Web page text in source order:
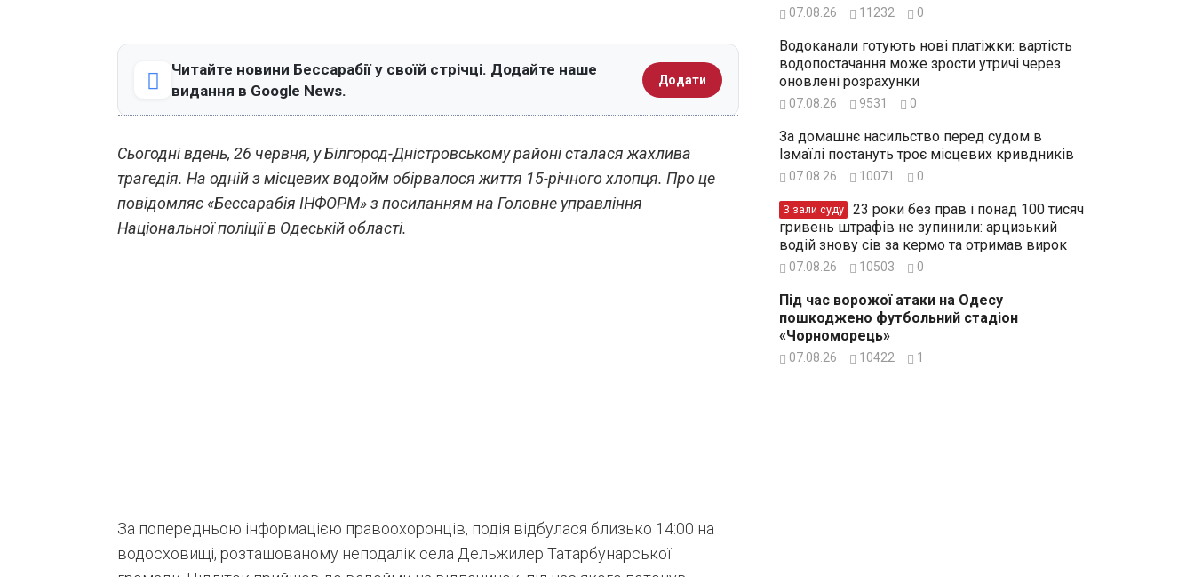
Читайте новини Бессарабії у своїй стрічці. Додайте наше
видання в Google News.
Додати
Сьогодні вдень, 26 червня, у Білгород-Дністровському районі сталася жахлива
трагедія. На одній з місцевих водойм обірвалося життя 15-річного хлопця. Про це
повідомляє «Бессарабія ІНФОРМ» з посиланням на Головне управління
Національної поліції в Одеській області.
За попередньою інформацією правоохоронців, подія відбулася близько 14:00 на
водосховищі, розташованому неподалік села Дельжилер Татарбунарської
07.08.26 11232 0
Водоканали готують нові платіжки: вартість
водопостачання може зрости утричі через
оновлені розрахунки
07.08.26 9531 0
За домашнє насильство перед судом в
Ізмаїлі постануть троє місцевих кривдників
07.08.26 10071 0
З зали суду
гривень штрафів не зупинили: арцизький
водій знову сів за кермо та отримав вирок
07.08.26 10503 0
Під час ворожої атаки на Одесу
пошкоджено футбольний стадіон
«Чорноморець»
07.08.26 10422 1